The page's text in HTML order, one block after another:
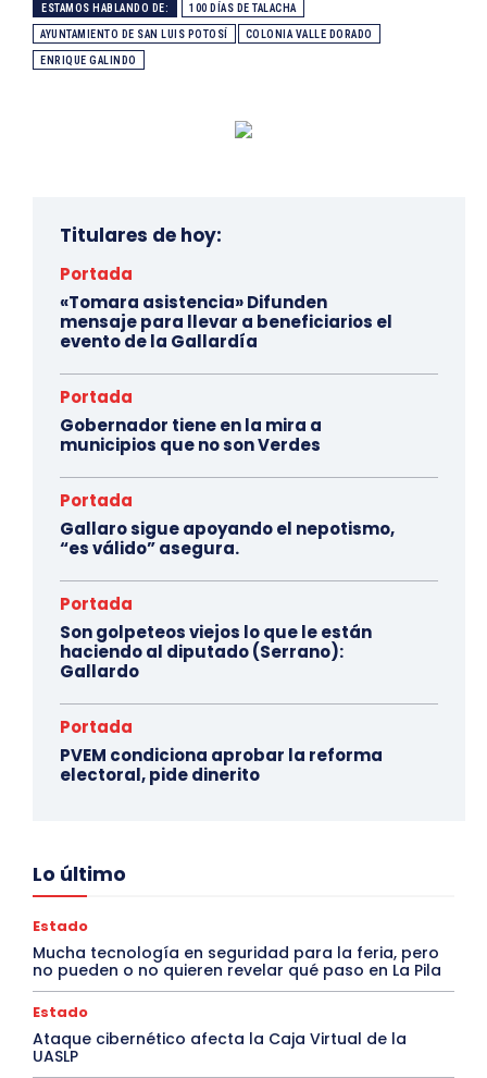
ESTAMOS HABLANDO DE: 100 DÍAS DE TALACHA
AYUNTAMIENTO DE SAN LUIS POTOSÍ COLONIA VALLE DORADO
ENRIQUE GALINDO
Titulares de hoy:
Portada
«Tomara asistencia» Difunden
mensaje para llevar a beneficiarios el
evento de la Gallardía
Portada
Gobernador tiene en la mira a
municipios que no son Verdes
Portada
Gallaro sigue apoyando el nepotismo,
“es válido” asegura.
Portada
Son golpeteos viejos lo que le están
haciendo al diputado (Serrano):
Gallardo
Portada
PVEM condiciona aprobar la reforma
electoral, pide dinerito
Lo último
Estado
Mucha tecnología en seguridad para la feria, pero
no pueden o no quieren revelar qué paso en La Pila
Estado
Ataque cibernético afecta la Caja Virtual de la
UASLP